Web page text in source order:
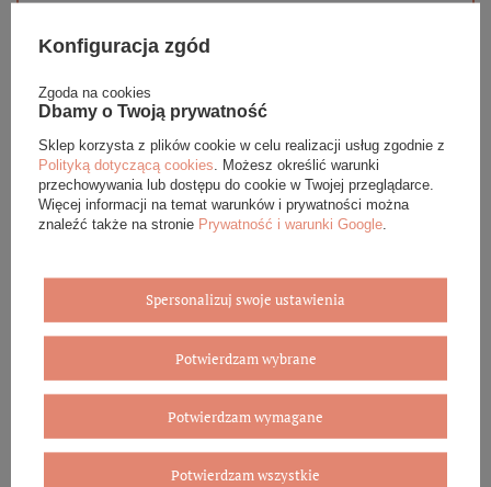
Biżuterię i zegarki zakupione w sklepie internetowym
każdego zamówienia dołączamy pudełko ze skóry
mogą się różnić ze względu na wybrany asortyment.
WYBIERZ PREZENT
Konfiguracja zgód
Zgoda na cookies
Dbamy o Twoją prywatność
Sklep korzysta z plików cookie w celu realizacji usług zgodnie z
Polityką dotyczącą cookies . Możesz określić warunki
przechowywania lub dostępu do cookie w Twojej przeglądarce.
Więcej informacji na temat warunków i prywatności można
znaleźć także na stronie Prywatność i warunki Google
Spersonalizuj swoje ustawienia
Potwierdzam wybrane
Potwierdzam wymagane
Potwierdzam wszystkie